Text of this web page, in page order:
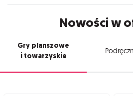
Nowości w
Gry planszowe
i towarzyskie